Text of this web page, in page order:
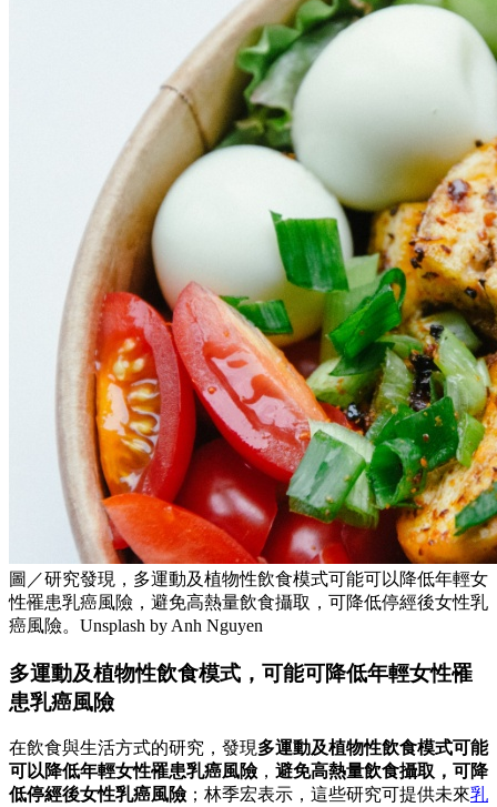
圖／研究發現，多運動及植物性飲食模式可能可以降低年輕女
性罹患乳癌風險，避免高熱量飲食攝取，可降低停經後女性乳
癌風險。Unsplash by Anh Nguyen
多運動及植物性飲食模式，可能可降低年輕女性罹
患乳癌風險
在飲食與生活方式的研究，發現多運動及植物性飲食模式可能
可以降低年輕女性罹患乳癌風險 ， 避免高熱量飲食攝取，可降
低停經後女性乳癌風險 ；林季宏表示，這些研究可提供未來乳